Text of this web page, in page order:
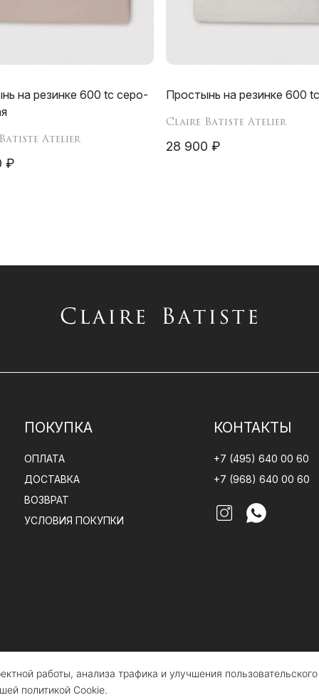
на резинке 600 tc серо-
Atelier
₽
Простынь на резинке 600
Claire Batiste Atelier
28 900 ₽
ПОКУПКА
ОПЛАТА
ДОСТАВКА
ВОЗВРАТ
УСЛОВИЯ ПОКУПКИ
КОНТАКТЫ
+7 (495) 640 00 60
+7 (968) 640 00 60
CLAIRE BATISTE Atelier
является публичной офертой
работы, анализа трафика и улучшения
политикой Cookie.